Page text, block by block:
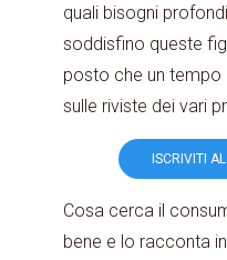
quali bisogni
soddisfino queste
posto che un tempo
sulle riviste dei vari
ISCRIVITI
Cosa cerca il
bene e lo racconta